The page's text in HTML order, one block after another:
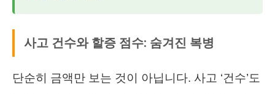
사고 건수와 할증 점수: 숨겨진 복병
단순히 금액만 보는 것이 아닙니다. 사고 ‘건수’도